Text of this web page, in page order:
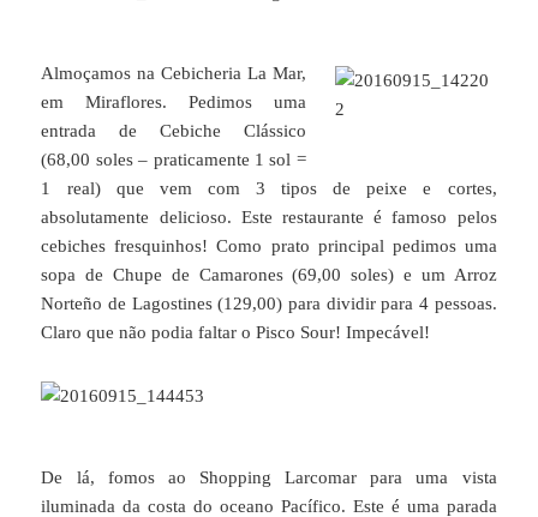
Almoçamos na Cebicheria La Mar,
em Miraflores. Pedimos uma
entrada de Cebiche Clássico
(68,00 soles – praticamente 1 sol =
1 real) que vem com 3 tipos de peixe e cortes,
absolutamente delicioso. Este restaurante é famoso pelos
cebiches fresquinhos! Como prato principal pedimos uma
sopa de Chupe de Camarones (69,00 soles) e um Arroz
Norteño de Lagostines (129,00) para dividir para 4 pessoas.
Claro que não podia faltar o Pisco Sour! Impecável!
De lá, fomos ao Shopping Larcomar para uma vista
iluminada da costa do oceano Pacífico. Este é uma parada